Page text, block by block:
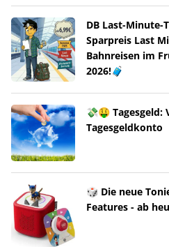
DB Last-Minute-
Sparpreis Last
Bahnreisen im
2026!🧳
💸🤑 Tagesgeld:
Tagesgeldkonto
🎲 Die neue
Features - ab